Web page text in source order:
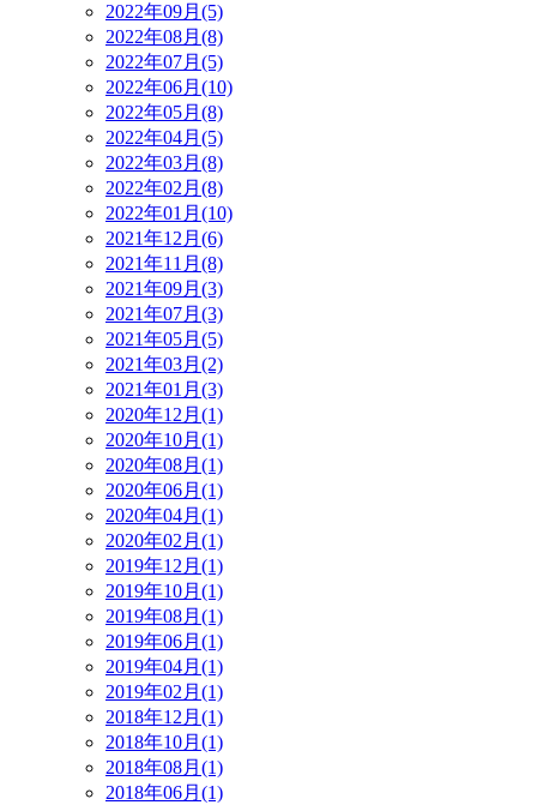
2022年09月(5)
2022年08月(8)
2022年07月(5)
2022年06月(10)
2022年05月(8)
2022年04月(5)
2022年03月(8)
2022年02月(8)
2022年01月(10)
2021年12月(6)
2021年11月(8)
2021年09月(3)
2021年07月(3)
2021年05月(5)
2021年03月(2)
2021年01月(3)
2020年12月(1)
2020年10月(1)
2020年08月(1)
2020年06月(1)
2020年04月(1)
2020年02月(1)
2019年12月(1)
2019年10月(1)
2019年08月(1)
2019年06月(1)
2019年04月(1)
2019年02月(1)
2018年12月(1)
2018年10月(1)
2018年08月(1)
2018年06月(1)